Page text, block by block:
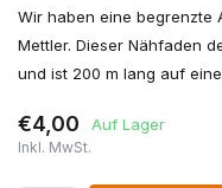
Wir haben eine begrenzte
Mettler. Dieser Nähfaden
und ist 200 m lang auf
€4,00 Auf Lager
Inkl. MwSt.